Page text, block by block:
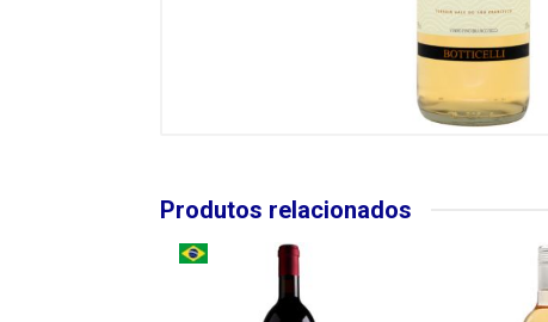
Produtos relacionados